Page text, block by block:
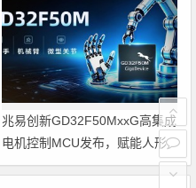
兆易创新GD32F50MxxG高集成
电机控制MCU发布，赋能人形
机器人关节驱动革新